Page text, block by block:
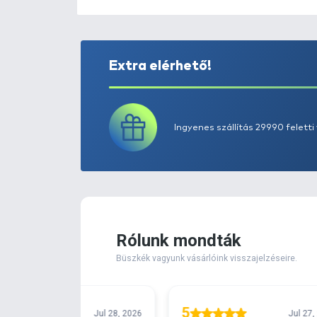
Extra elérhető!